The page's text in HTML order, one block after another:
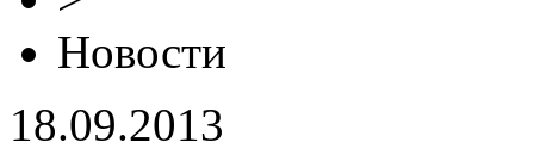
Новости
18.09.2013